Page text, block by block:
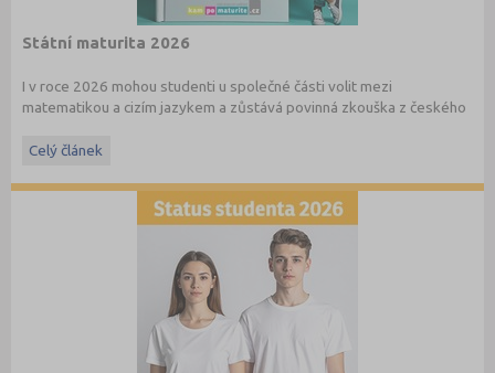
Státní maturita 2026
I v roce 2026 mohou studenti u společné části volit mezi
matematikou a cizím jazykem a zůstává povinná zkouška z českého
informacemi.
Celý článek